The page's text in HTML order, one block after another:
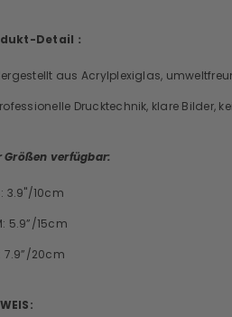
Detail：
aus Acrylplexiglas,
Drucktechnik, klare Bilder,
Größen verfügbar:
3.9"/10cm
5.9”/15cm
7.9”/20cm